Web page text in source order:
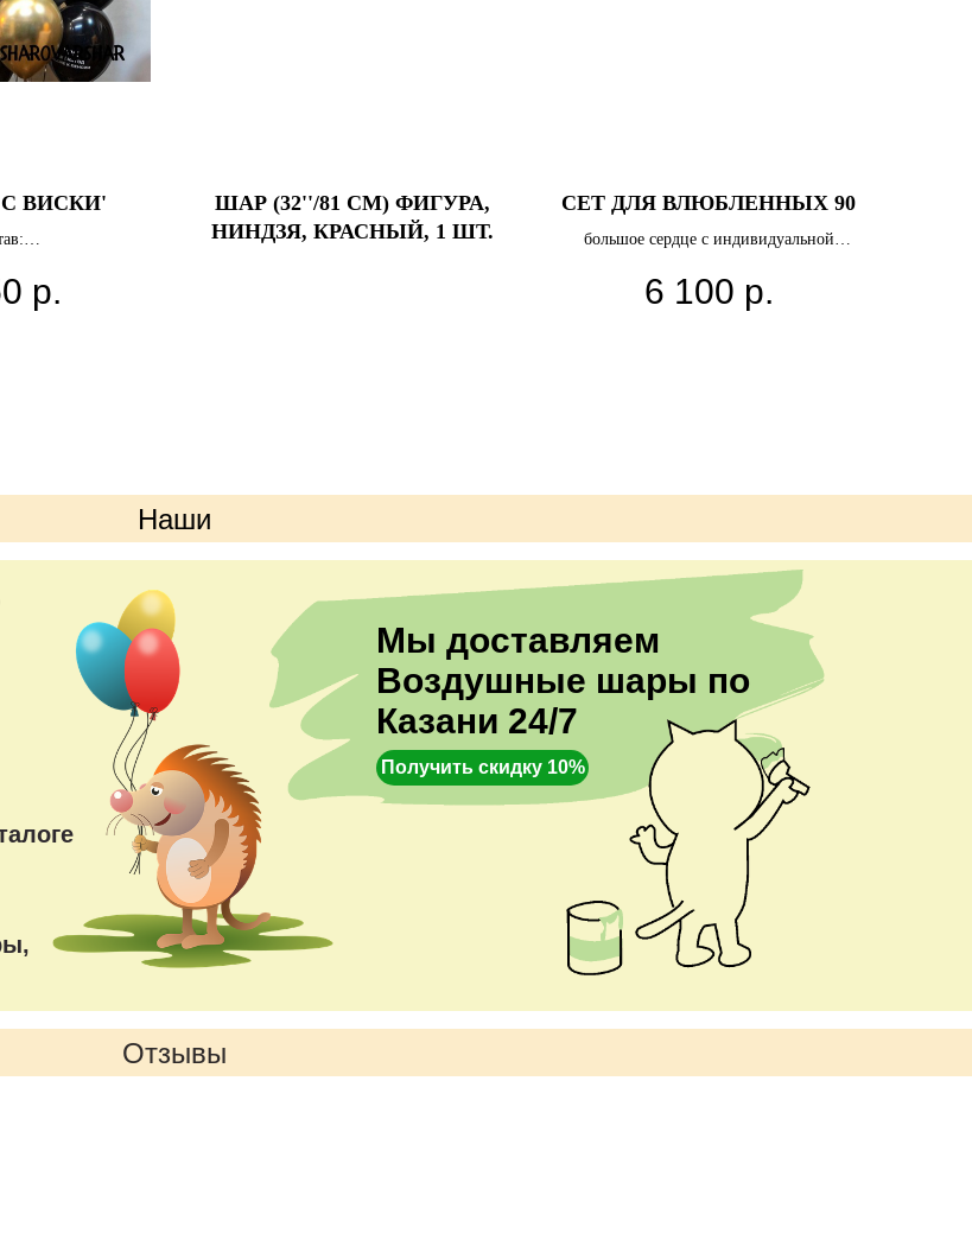
ВИСКИ'
Хром
р.
ШАР (32''/81 СМ) ФИГУРА,
НИНДЗЯ, КРАСНЫЙ, 1 ШТ.
СЕТ ДЛЯ ВЛЮБЛЕННЫХ 90
большое сердце с индивидуальной
шар бабллс с конфетти
6 100 р.
Наши
преимущества
Мы доставляем
Воздушные шары по
Казани 24/7
Получить скидку 10%
Отзывы